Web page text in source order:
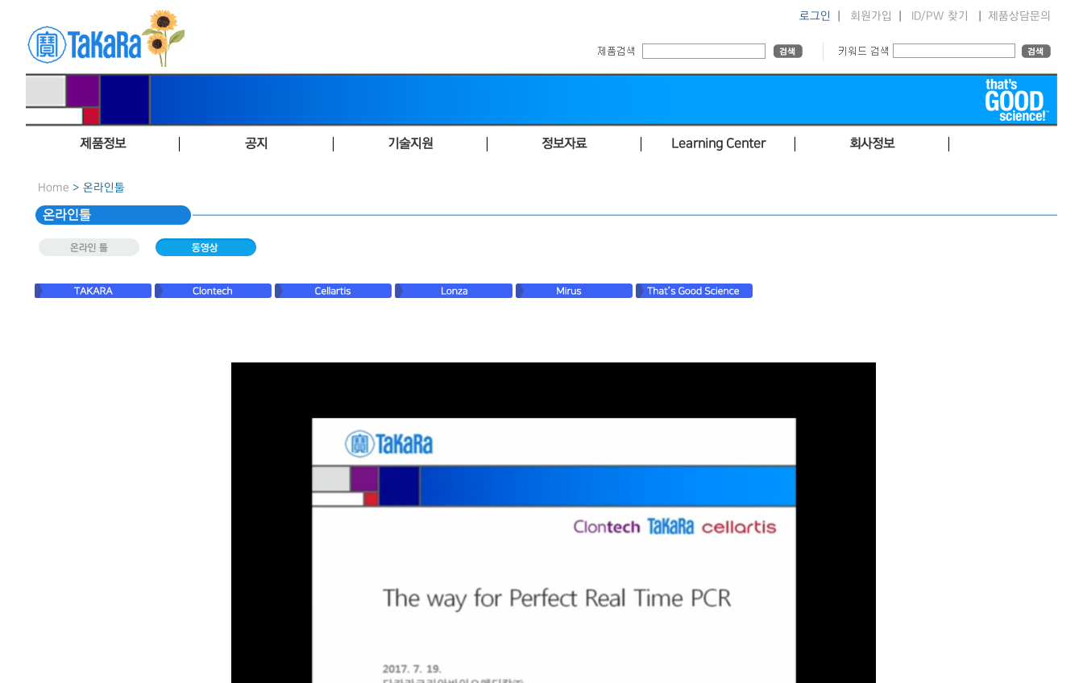
로그인 회원가입 ID/PW 찾기 제품상담문의
제품정보 공지 기술지원 정보자료 Learning Center 회사정보
Home > 온라인툴
온라인툴